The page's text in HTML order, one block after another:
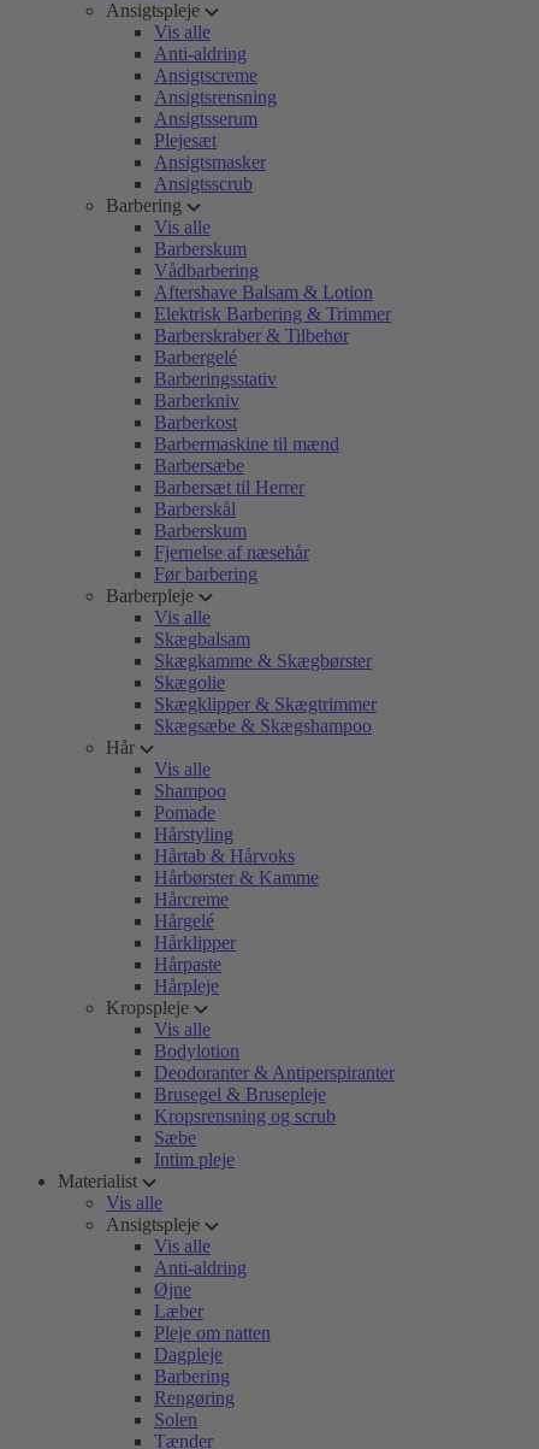
Ansigtspleje
Vis alle
Anti-aldring
Ansigtscreme
Ansigtsrensning
Ansigtsserum
Plejesæt
Ansigtsmasker
Ansigtsscrub
Barbering
Vis alle
Barberskum
Vådbarbering
Aftershave Balsam & Lotion
Elektrisk Barbering & Trimmer
Barberskraber & Tilbehør
Barbergelé
Barberingsstativ
Barberkniv
Barberkost
Barbermaskine til mænd
Barbersæbe
Barbersæt til Herrer
Barberskål
Barberskum
Fjernelse af næsehår
Før barbering
Barberpleje
Vis alle
Skægbalsam
Skægkamme & Skægbørster
Skægolie
Skægklipper & Skægtrimmer
Skægsæbe & Skægshampoo
Hår
Vis alle
Shampoo
Pomade
Hårstyling
Hårtab & Hårvoks
Hårbørster & Kamme
Hårcreme
Hårgelé
Hårklipper
Hårpaste
Hårpleje
Kropspleje
Vis alle
Bodylotion
Deodoranter & Antiperspiranter
Brusegel & Brusepleje
Kropsrensning og scrub
Sæbe
Intim pleje
Materialist
Vis alle
Ansigtspleje
Vis alle
Anti-aldring
Øjne
Læber
Pleje om natten
Dagpleje
Barbering
Rengøring
Solen
Tænder